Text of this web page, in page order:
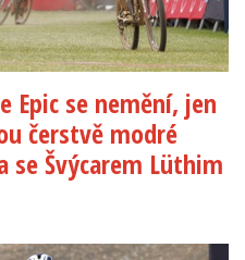
Epic se nemění, jen
čerstvě modré
se Švýcarem Lüthim